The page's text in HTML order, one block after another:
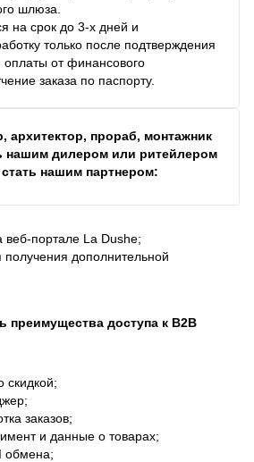
шлюза.
на срок до 3-х дней и
только после подтверждения
оплаты от финансового
заказа по паспорту.
архитектор, прораб, монтажник
нашим дилером или ритейлером
нашим партнером:
веб-портале La Dushe;
получения дополнительной
преимущества доступа к В2В
скидкой;
заказов;
и данные о товарах;
обмена;